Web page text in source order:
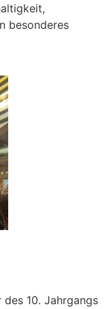
besonderes
10. Jahrgangs